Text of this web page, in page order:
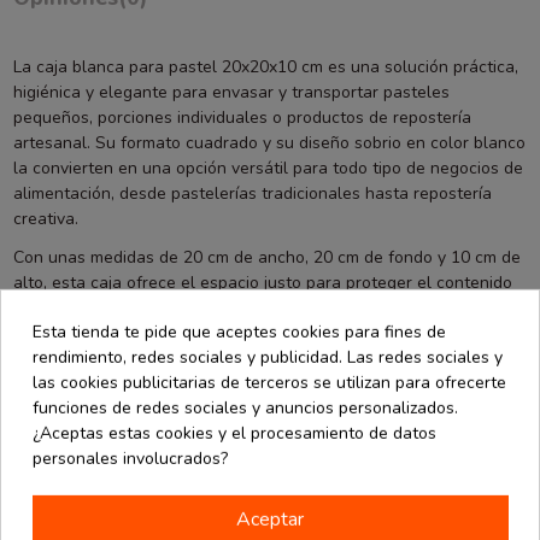
La caja blanca para pastel 20x20x10 cm es una solución práctica,
higiénica y elegante para envasar y transportar pasteles
pequeños, porciones individuales o productos de repostería
artesanal. Su formato cuadrado y su diseño sobrio en color blanco
la convierten en una opción versátil para todo tipo de negocios de
alimentación, desde pastelerías tradicionales hasta repostería
creativa.
Con unas medidas de 20 cm de ancho, 20 cm de fondo y 10 cm de
alto, esta caja ofrece el espacio justo para proteger el contenido
unidades permite un uso continuado, ideal para locales con alta
rotación o para eventos con múltiples entregas.
Su montaje es sencillo y rápido, lo que facilita la operativa diaria
en obradores y establecimientos de venta directa. Además, el
acabado liso en blanco permite personalizarla fácilmente con
pegatinas, cintas o etiquetas para reforzar la imagen de marca o
adaptarla a fechas especiales.
Esta tienda te pide que aceptes cookies para fines de
rendimiento, redes sociales y publicidad. Las redes sociales y
las cookies publicitarias de terceros se utilizan para ofrecerte
funciones de redes sociales y anuncios personalizados.
¿Aceptas estas cookies y el procesamiento de datos
personales involucrados?
Aceptar